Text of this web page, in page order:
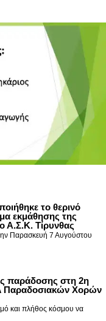
το θερινό
εκμάθησης της
Α.Σ.Κ. Τίρυνθας
Παρασκευή 7 Αυγούστου
παράδοσης στη 2η
Παραδοσιακών Χορών
και πλήθος κόσμου να